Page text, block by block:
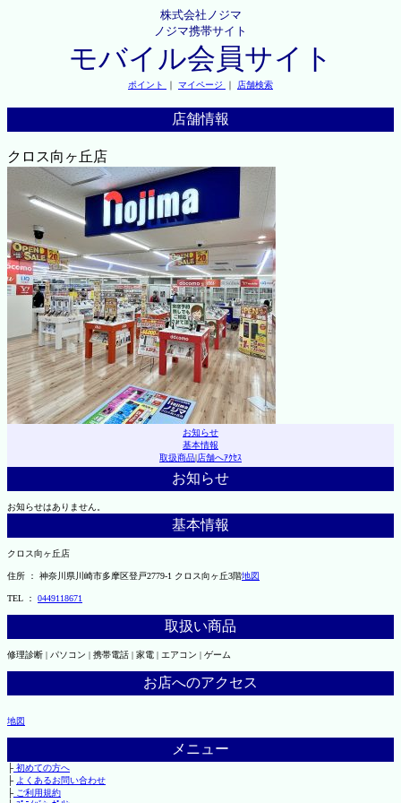
株式会社ノジマ
ノジマ携帯サイト
モバイル会員サイト
ポイント ｜ マイページ ｜ 店舗検索
店舗情報
クロス向ヶ丘店
お知らせ
基本情報
取扱商品|店舗へｱｸｾｽ
お知らせ
お知らせはありません。
基本情報
クロス向ヶ丘店
住所 ： 神奈川県川崎市多摩区登戸2779-1 クロス向ヶ丘3階地図
TEL ： 0449118671
取扱い商品
修理診断 | パソコン | 携帯電話 | 家電 | エアコン | ゲーム
お店へのアクセス
地図
メニュー
├初めての方へ
├ よくあるお問い合わせ
├ご利用規約